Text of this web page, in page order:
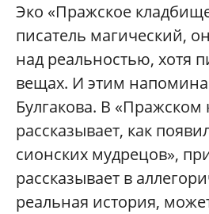
Эко «Пражское
писатель магический,
над реальностью, хотя
вещах. И этим
Булгакова. В
рассказывает, как
сионских мудрецов»,
рассказывает в
реальная история,